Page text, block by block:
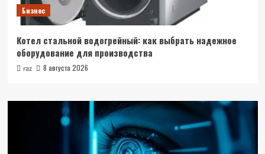
Бизнес
Котел стальной водогрейный: как выбрать надежное
оборудование для производства
raz 8 августа 2026